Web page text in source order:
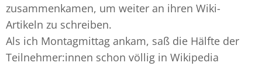
zusammenkamen, um weiter an ihren Wiki-
Artikeln zu schreiben.
Als ich Montagmittag ankam, saß die Hälfte der
Teilnehmer:innen schon völlig in Wikipedia